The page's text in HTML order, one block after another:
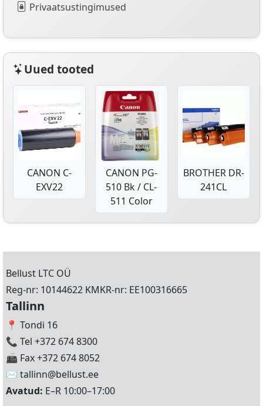
Privaatsustingimused
Uued tooted
CANON C-
EXV22
CANON PG-
510 Bk / CL-
511 Color
BROTHER DR-
241CL
Bellust LTC OÜ
Reg-nr: 10144622 KMKR-nr: EE100316665
Tallinn
📍 Tondi 16
📞 Tel +372 674 8300
📠 Fax +372 674 8052
✉️ tallinn@bellust.ee
Avatud: E–R 10:00–17:00